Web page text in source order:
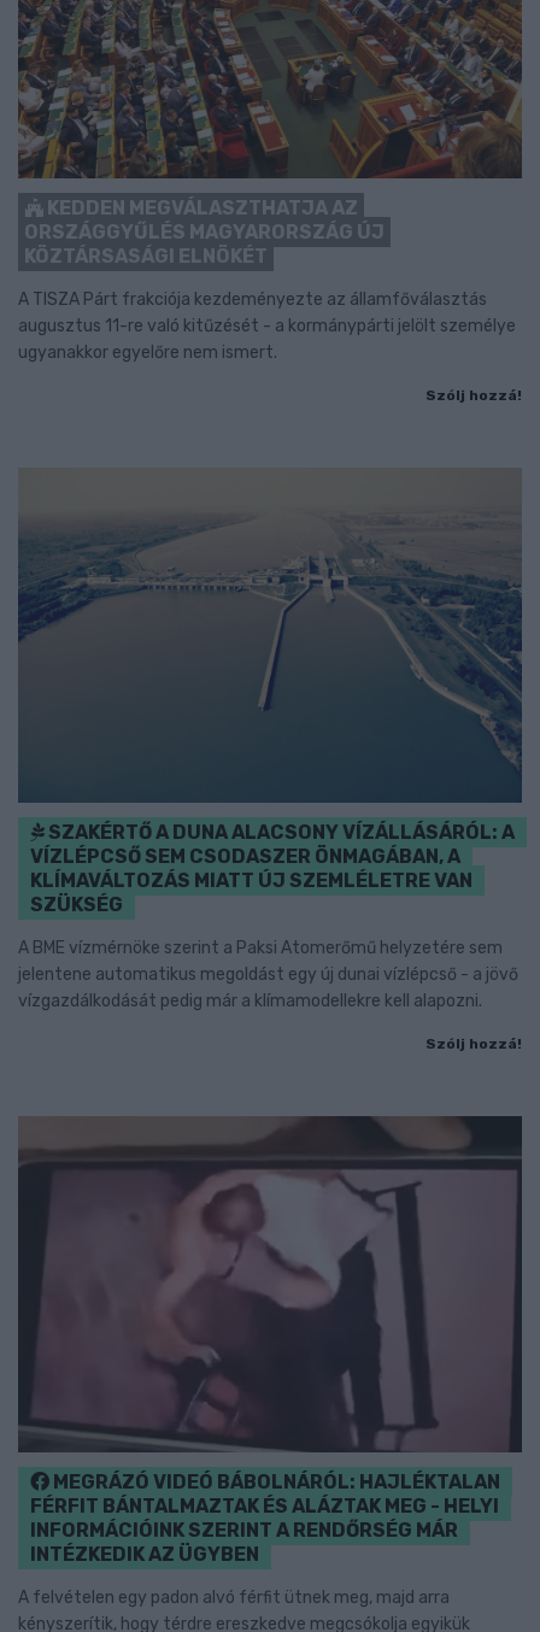
KEDDEN MEGVÁLASZTHATJA AZ
ORSZÁGGYŰLÉS MAGYARORSZÁG ÚJ
KÖZTÁRSASÁGI ELNÖKÉT
A TISZA Párt frakciója kezdeményezte az államfőválasztás
augusztus 11-re való kitűzését - a kormánypárti jelölt személye
ugyanakkor egyelőre nem ismert.
Szólj hozzá!
SZAKÉRTŐ A DUNA ALACSONY VÍZÁLLÁSÁRÓL: A
VÍZLÉPCSŐ SEM CSODASZER ÖNMAGÁBAN, A
KLÍMAVÁLTOZÁS MIATT ÚJ SZEMLÉLETRE VAN
SZÜKSÉG
A BME vízmérnöke szerint a Paksi Atomerőmű helyzetére sem
jelentene automatikus megoldást egy új dunai vízlépcső - a jövő
vízgazdálkodását pedig már a klímamodellekre kell alapozni.
Szólj hozzá!
MEGRÁZÓ VIDEÓ BÁBOLNÁRÓL: HAJLÉKTALAN
FÉRFIT BÁNTALMAZTAK ÉS ALÁZTAK MEG - HELYI
INFORMÁCIÓINK SZERINT A RENDŐRSÉG MÁR
INTÉZKEDIK AZ ÜGYBEN
A felvételen egy padon alvó férfit ütnek meg, majd arra
kényszerítik, hogy térdre ereszkedve megcsókolja egyikük